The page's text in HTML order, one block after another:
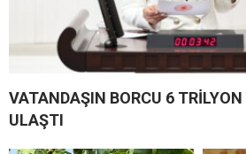
VATANDAŞIN BORCU 6
ULAŞTI